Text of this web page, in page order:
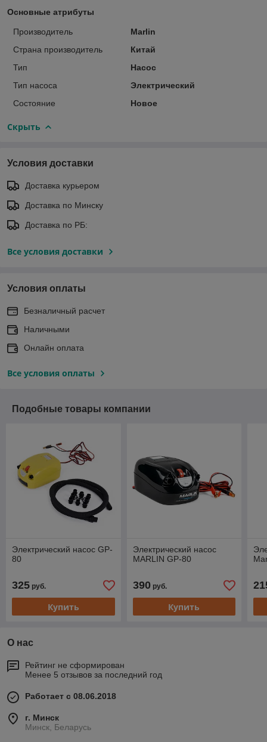
Основные атрибуты
Производитель
Marlin
Страна производитель
Китай
Тип
Насос
Тип насоса
Электрический
Состояние
Новое
Скрыть
Условия доставки
Доставка курьером
Доставка по Минску
Доставка по РБ:
Все условия доставки
Условия оплаты
Безналичный расчет
Наличными
Онлайн оплата
Все условия оплаты
Подобные товары компании
Электрический насос GP-
80
325 руб.
Купить
Электрический насос
MARLIN GP-80
390руб.
Купить
О нас
Рейтинг не сформирован
Менее 5 отзывов за последний год
Работает с 08.06.2018
г. Минск
Минск, Беларусь